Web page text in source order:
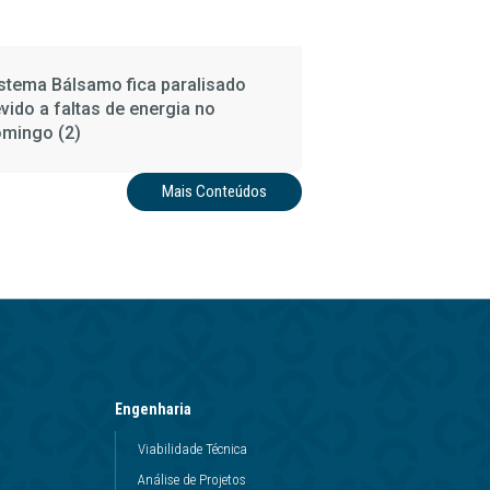
Bálsamo fica paralisado
a faltas de energia no
(2)
Mais Conteúdos
Engenharia
Viabilidade Técnica
Análise de Projetos